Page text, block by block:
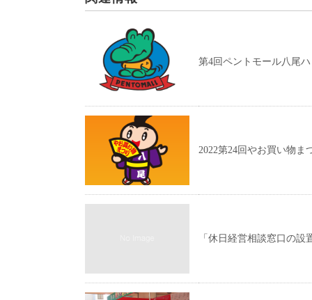
第4回ペントモール八尾
2022第24回やお買い物ま
「休日経営相談窓口の